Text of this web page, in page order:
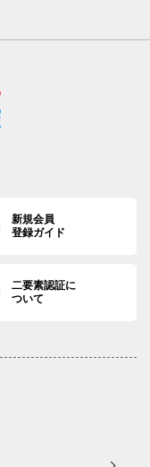
新規会員
登録ガイド
二要素認証に
ついて